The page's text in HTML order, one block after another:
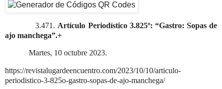
3.471. Artículo Periodístico 3.825º: “Gastro: Sopas de
ajo manchega”.+
Martes, 10 octubre 2023.
https://revistalugardeencuentro.com/2023/10/10/articulo-
periodistico-3-825o-gastro-sopas-de-ajo-manchega/